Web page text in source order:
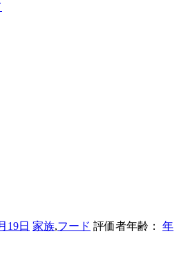
19日 家族,フード 評価者年齢：
年